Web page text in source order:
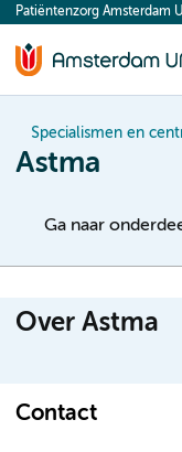
content
Patiëntenzorg Amsterdam
Specialismen en
Astma
Ga naar
Over Astma
Contact